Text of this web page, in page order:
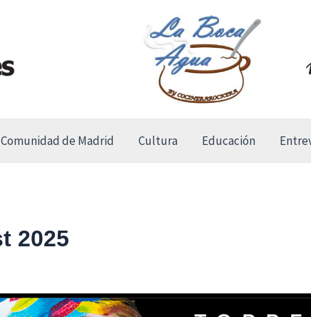
Comunidad de Madrid Cultura Educación
2025